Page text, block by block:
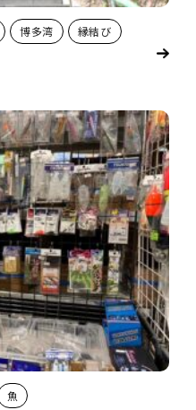
博多湾 縁結び
魚